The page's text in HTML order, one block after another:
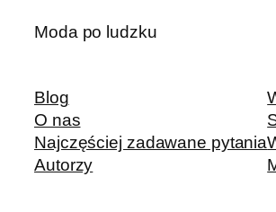
Moda po ludzku
Blog
O nas
Najczęściej zadawane pytania
Autorzy